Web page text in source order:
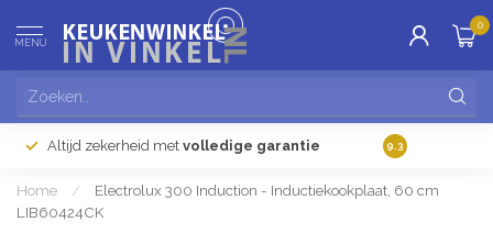
MENU
0
Altijd zekerheid met volledige garantie Gratis
9.3
Home /
Electrolux 300 Induction - Inductiekookplaat, 60 cm
LIB60424CK